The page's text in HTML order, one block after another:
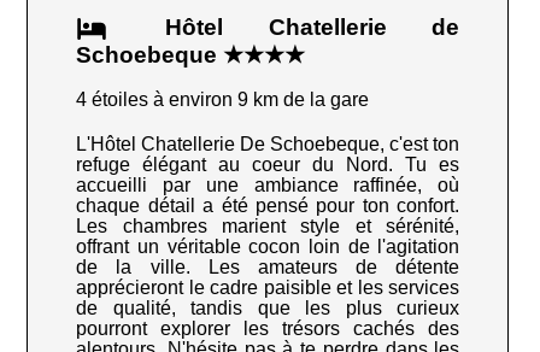
Hôtel Chatellerie de
Schoebeque ★★★★
4 étoiles à environ 9 km de la gare
L'Hôtel Chatellerie De Schoebeque, c'est ton
refuge élégant au coeur du Nord. Tu es
accueilli par une ambiance raffinée, où
chaque détail a été pensé pour ton confort.
Les chambres marient style et sérénité,
offrant un véritable cocon loin de l'agitation
de la ville. Les amateurs de détente
apprécieront le cadre paisible et les services
de qualité, tandis que les plus curieux
pourront explorer les trésors cachés des